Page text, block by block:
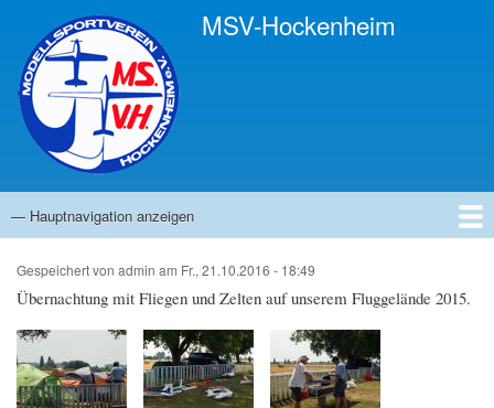
Direkt
zum
MSV-Hockenheim
Hauptnavigation
— Hauptnavigation anzeigen
Startseite
Anfahrt
Ansprechpartner
Infos
Termine
Bilder
Links
News
Gästebuch
Impressum
Gespeichert von admin am Fr., 21.10.2016 - 18:49
Übernachtung mit Fliegen und Zelten auf unserem Fluggelände 2015.